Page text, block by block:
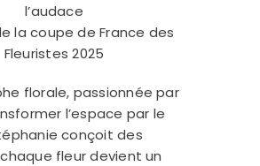
l’audace
la coupe de France des
Fleuristes 2025
florale, passionnée par
l’espace par le
conçoit des
fleur devient un